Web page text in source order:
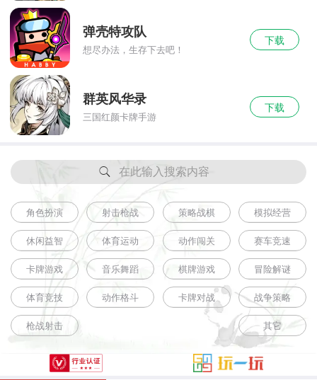
弹壳特攻队
想尽办法，生存下去吧！
下载
群英风华录
三国红颜卡牌手游
下载
在此输入搜索内容
角色扮演 射击枪战 策略战棋 模拟经营
休闲益智 体育运动 动作闯关 赛车竞速
卡牌游戏 音乐舞蹈 棋牌游戏 冒险解谜
体育竞技 动作格斗 卡牌对战 战争策略
枪战射击 其它